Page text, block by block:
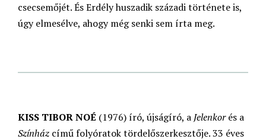
csecsemőjét. És Erdély huszadik századi története is,
úgy elmesélve, ahogy még senki sem írta meg.
KISS TIBOR NOÉ (1976) író, újságíró, a Jelenkorés a
Színház című folyóratok tördelőszerkesztője. 33 éves